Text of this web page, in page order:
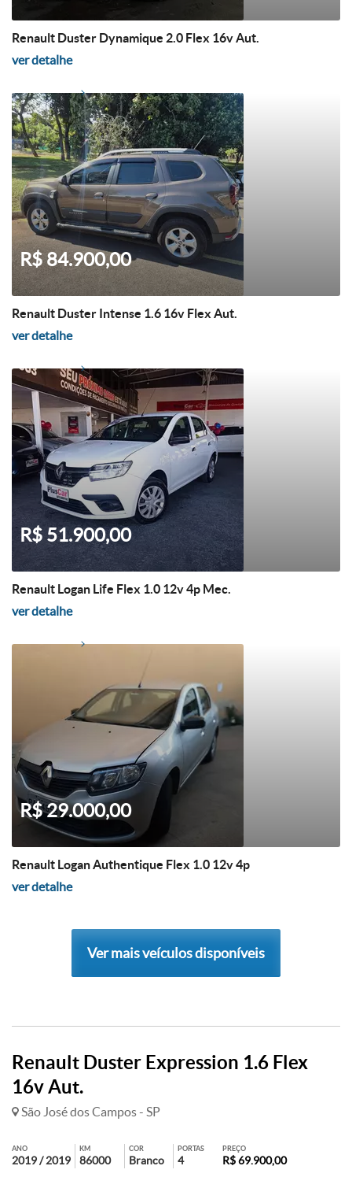
Renault Duster Dynamique 2.0 Flex 16v Aut.
ver detalhe
R$ 84.900,00
Renault Duster Intense 1.6 16v Flex Aut.
ver detalhe
R$ 51.900,00
Renault Logan Life Flex 1.0 12v 4p Mec.
ver detalhe
R$ 29.000,00
Renault Logan Authentique Flex 1.0 12v 4p
ver detalhe
Ver mais veículos disponíveis
Renault Duster Expression 1.6 Flex
16v Aut.
São José dos Campos - SP
ANO
2019 / 2019
KM
86000
COR
Branco
PORTAS
4
PREÇO
R$ 69.900,00